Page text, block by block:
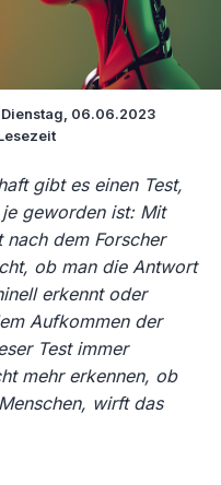
Dienstag, 06.06.2023
gibt es einen Test,
geworden ist: Mit
nach dem Forscher
ob man die Antwort
erkennt oder
Aufkommen der
Test immer
mehr erkennen, ob
wirft das